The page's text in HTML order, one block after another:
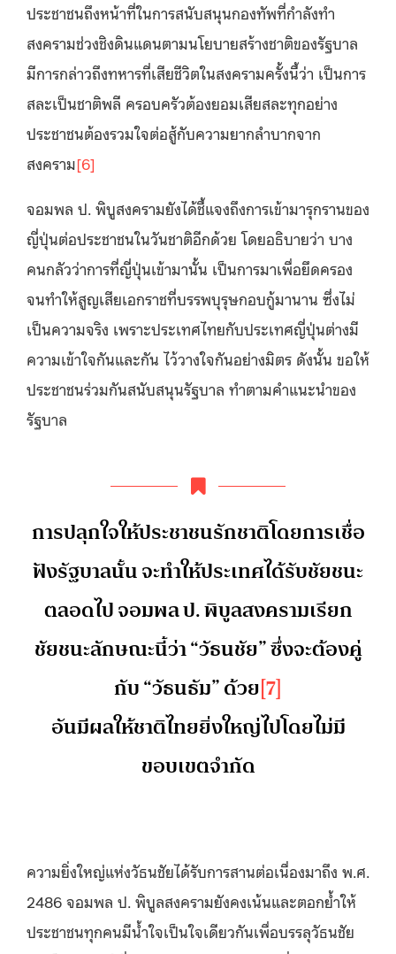
ประชาชนถึงหน้าที่ในการสนับสนุนกองทัพที่กำลังทำ
สงครามช่วงชิงดินแดนตามนโยบายสร้างชาติของรัฐบาล
มีการกล่าวถึงทหารที่เสียชีวิตในสงครามครั้งนี้ว่า เป็นการ
สละเป็นชาติพลี ครอบครัวต้องยอมเสียสละทุกอย่าง
ประชาชนต้องรวมใจต่อสู้กับความยากลำบากจาก
สงคราม[6]
จอมพล ป. พิบูสงครามยังได้ชี้แจงถึงการเข้ามารุกรานของ
ญี่ปุ่นต่อประชาชนในวันชาติอีกด้วย โดยอธิบายว่า บาง
คนกลัวว่าการที่ญี่ปุ่นเข้ามานั้น เป็นการมาเพื่อยึดครอง
จนทำให้สูญเสียเอกราชที่บรรพบุรุษกอบกู้มานาน ซึ่งไม่
เป็นความจริง เพราะประเทศไทยกับประเทศญี่ปุ่นต่างมี
ความเข้าใจกันและกัน ไว้วางใจกันอย่างมิตร ดังนั้น ขอให้
ประชาชนร่วมกันสนับสนุนรัฐบาล ทำตามคำแนะนำของ
รัฐบาล
การปลุกใจให้ประชาชนรักชาติโดยการเชื่อ
ฟังรัฐบาลนั้น จะทำให้ประเทศได้รับชัยชนะ
ตลอดไป จอมพล ป. พิบูลสงครามเรียก
ชัยชนะลักษณะนี้ว่า “วัธนชัย” ซึ่งจะต้องคู่
กับ “วัธนธัม” ด้วย[7]
อันมีผลให้ชาติไทยยิ่งใหญ่ไปโดยไม่มี
ขอบเขตจำกัด
ความยิ่งใหญ่แห่งวัธนชัยได้รับการสานต่อเนื่องมาถึง พ.ศ.
2486 จอมพล ป. พิบูลสงครามยังคงเน้นและตอกย้ำให้
ประชาชนทุกคนมีน้ำใจเป็นใจเดียวกันเพื่อบรรลุวัธนชัย